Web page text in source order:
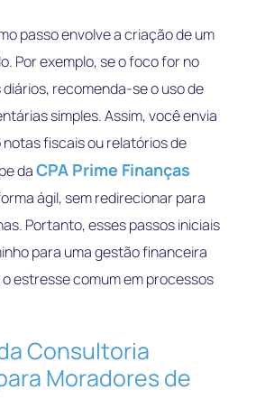
passo envolve a criação de um
Por exemplo, se o foco for no
recomenda-se o uso de
simples. Assim, você envia
fiscais ou relatórios de
daCPA Prime Finanças
ágil, sem redirecionar para
Portanto, esses passos iniciais
para uma gestão financeira
estresse comum em processos
Consultoria
Moradores de